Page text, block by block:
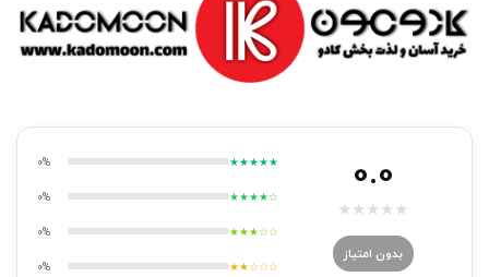
0.0
★
★
★
★
★
بدون امتیاز
★★★★★
0%
★★★★☆
0%
★★★☆☆
0%
★★☆☆☆
0%